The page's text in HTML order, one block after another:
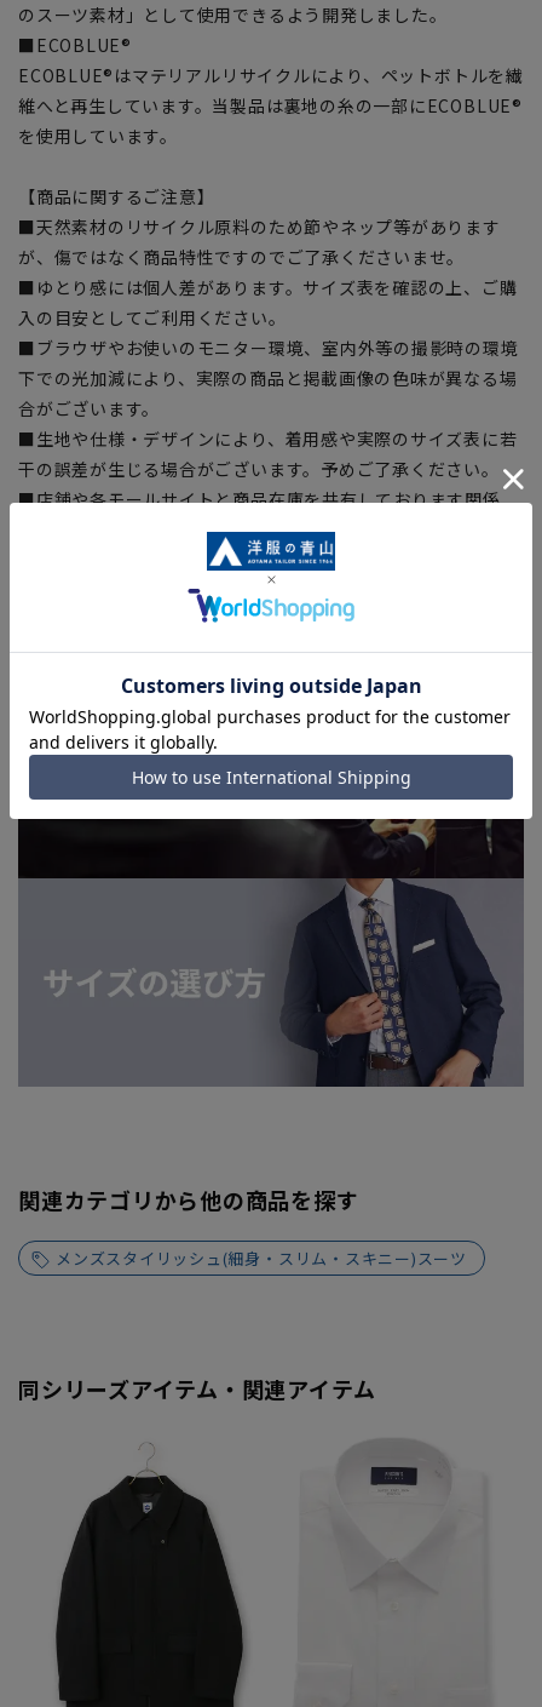
のスーツ素材」として使用できるよう開発しました。
■ECOBLUE®
ECOBLUE®はマテリアルリサイクルにより、ペットボトルを繊
維へと再生しています。当製品は裏地の糸の一部にECOBLUE®
を使用しています。
【商品に関するご注意】
■天然素材のリサイクル原料のため節やネップ等があります
が、傷ではなく商品特性ですのでご了承くださいませ。
■ゆとり感には個人差があります。サイズ表を確認の上、ご購
入の目安としてご利用ください。
■ブラウザやお使いのモニター環境、室内外等の撮影時の環境
下での光加減により、実際の商品と掲載画像の色味が異なる場
合がございます。
■生地や仕様・デザインにより、着用感や実際のサイズ表に若
干の誤差が生じる場合がございます。予めご了承ください。
■店舗や各モールサイトと商品在庫を共有しております関係
上、ご注文いただいたタイミングにより欠品が発生し、ご注文
を完了できない場合がございます。予めご了承ください。(お
急ぎ発送のご注文につきましても、ご注文のタイミングによっ
てはお急ぎ発送サービスを選択できない場合がございます。
関連カテゴリから他の商品を探す
メンズスタイリッシュ(細身・スリム・スキニー)スーツ
同シリーズアイテム・関連アイテム